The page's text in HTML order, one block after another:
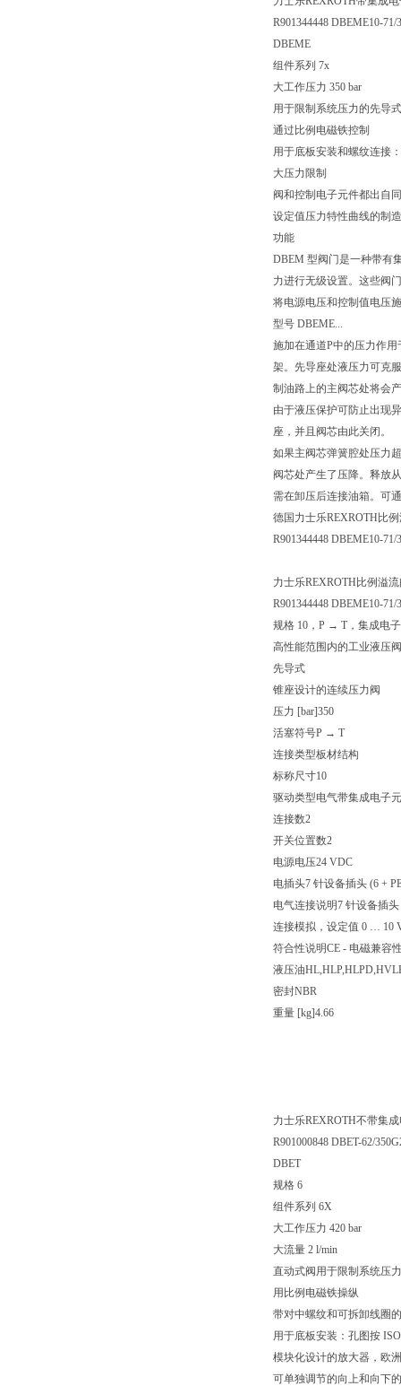
R901344448 DBEME10-
DBEME
组件系列 7x
大工作压力 350 bar
用于限制系统压力的先导
通过比例电磁铁控制
用于底板安装和螺纹连接
大压力限制
阀和控制电子元件都出自
设定值压力特性曲线的制
功能
DBEM 型阀门是一种带有
力进行无级设置。这些阀
将电源电压和控制值电压
型号 DBEME...
施加在通道P中的压力作
架。先导座处液压力可克
制油路上的主阀芯处将会
由于液压保护可防止出现
座，并且阀芯由此关闭。
如果主阀芯弹簧腔处压力
阀芯处产生了压降。释放
需在卸压后连接油箱。可
德国力士乐REXROTH比
R901344448 DBEME10-
力士乐REXROTH比例溢
R901344448 DBEME10-
规格 10，P → T，集成电
高性能范围内的工业液压
先导式
锥座设计的连续压力阀
压力 [bar]350
活塞符号P → T
连接类型板材结构
标称尺寸10
驱动类型电气带集成电子
连接数2
开关位置数2
电源电压24 VDC
电插头7 针设备插头 (6 +
电气连接说明7 针设备插头
连接模拟，设定值 0 … 10
符合性说明CE - 电磁兼容
液压油
密封NBR
重量 [kg]4.66
力士乐REXROTH不带集
R901000848 DBET-62/
DBET
规格 6
组件系列 6X
大工作压力 420 bar
大流量 2 l/min
直动式阀用于限制系统压力
用比例电磁铁操纵
带对中螺纹和可拆卸线圈
用于底板安装：孔图按
模块化设计的放大器，欧
可单独调节的向上和向下